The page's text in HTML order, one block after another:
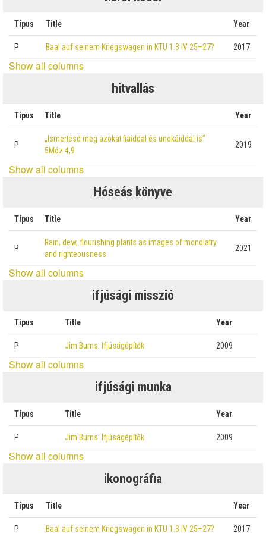
Típus Title Year
P Baal auf seinem Kriegswagen in KTU 1.3 IV 25–27? 2017
Show all columns
hitvallás
Típus Title Year
P
„Ismertesd meg azokat fiaiddal és unokáiddal is”
5Móz 4,9
2019
Show all columns
Hóseás könyve
Típus Title Year
P
Rain, dew, flourishing plants as images of monolatry
and righteousness
2021
Show all columns
ifjúsági misszió
Típus Title Year
P Jim Burns: Ifjúságépítők 2009
Show all columns
ifjúsági munka
Típus Title Year
P Jim Burns: Ifjúságépítők 2009
Show all columns
ikonográfia
Típus Title Year
P Baal auf seinem Kriegswagen in KTU 1.3 IV 25–27? 2017